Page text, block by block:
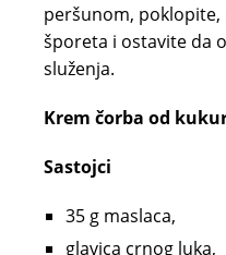
peršunom,
šporeta i ostavite da
služenja.
Krem čorba od
Sastojci
35 g maslaca,
glavica crnog luka,